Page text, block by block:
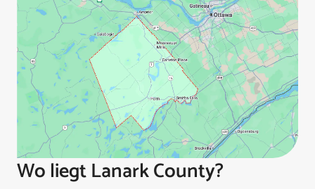
Wo liegt Lanark County?